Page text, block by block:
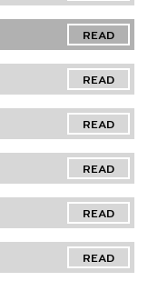
READ
READ
READ
READ
READ
READ